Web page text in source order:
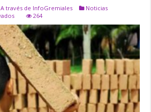
A través de InfoGremiales
Noticias
en
LA
CAUSA
LIAN
EXPUSO
LAS
CONDICIONES
INFRAHUMANAS
DE
LOS
FABRICANTES
DE
LADRILLOS
264